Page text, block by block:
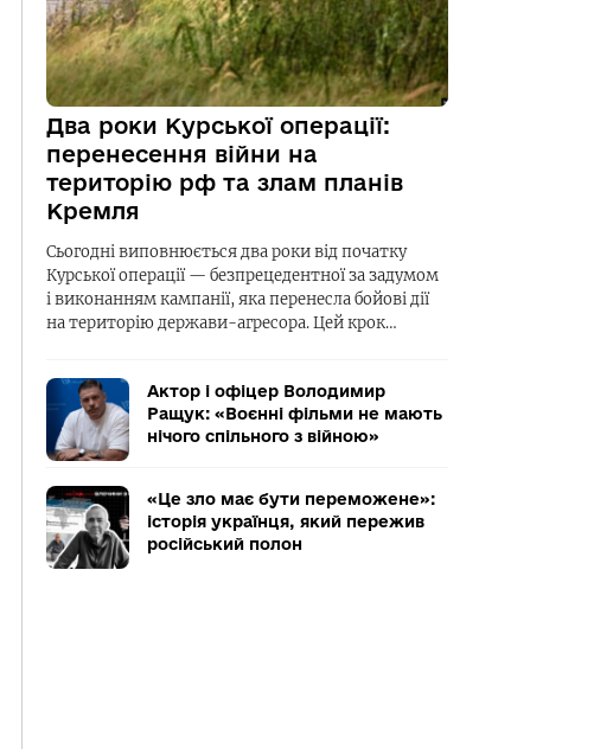
Два роки Курської операції:
перенесення війни на
територію рф та злам планів
Кремля
Сьогодні виповнюється два роки від початку
Курської операції — безпрецедентної за задумом
і виконанням кампанії, яка перенесла бойові дії
на територію держави-агресора. Цей крок…
Актор і офіцер Володимир
Ращук: «Воєнні фільми не мають
нічого спільного з війною»
«Це зло має бути переможене»:
історія українця, який пережив
російський полон